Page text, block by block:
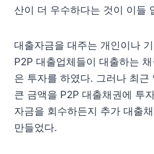
산이 더 우수하다는 것이 이들
대출자금을 대주는 개인이나
P2P 대출업체들이 대출하는
은 투자를 하였다. 그러나 최근
큰 금액을 P2P 대출채권에 투
자금을 회수하든지 추가 대출
만들었다.